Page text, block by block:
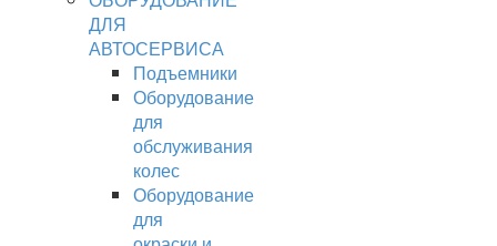
ДЛЯ
АВТОСЕРВИСА
Подъемники
Оборудование
для
обслуживания
колес
Оборудование
для